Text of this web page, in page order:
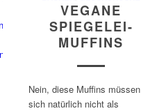
VEGANE
SPIEGELEI-
MUFFINS
Nein, diese Muffins müssen
sich natürlich nicht als